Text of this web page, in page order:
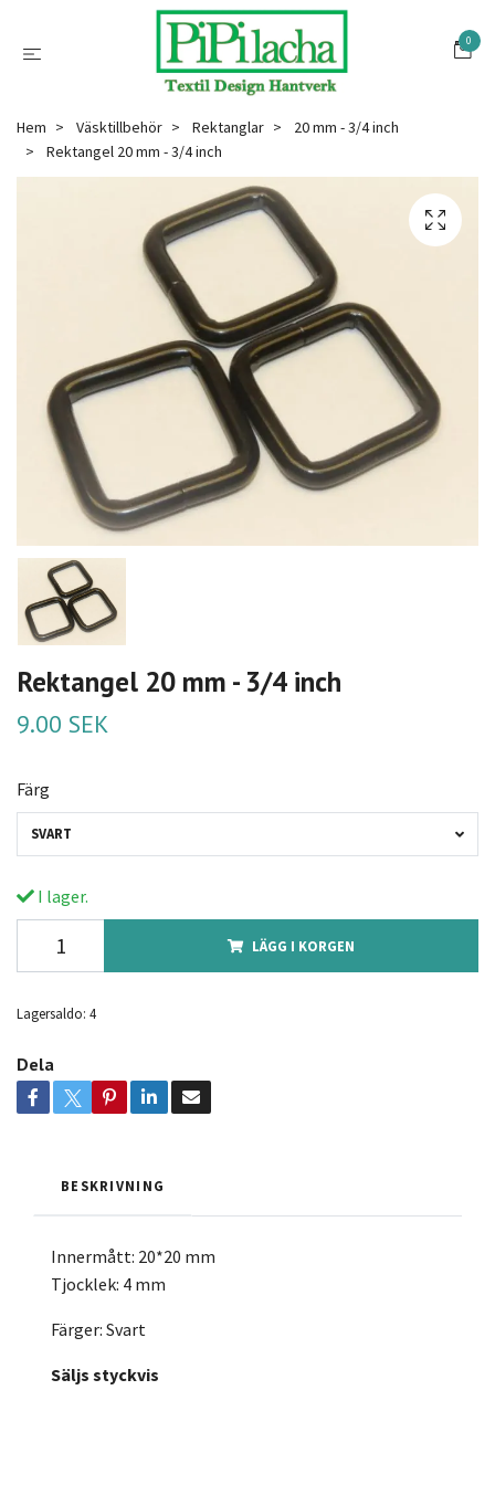
0
Hem Väsktillbehör Rektanglar
20 mm - 3/4 inch
Rektangel 20 mm - 3/4 inch
Rektangel 20 mm - 3/4 inch
9.00 SEK
Färg
SVART
I lager.
LÄGG I KORGEN
Lagersaldo: 4
Dela
BESKRIVNING
Innermått: 20*20 mm
Tjocklek: 4 mm
Färger: Svart
Säljs styckvis